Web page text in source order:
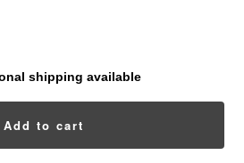
shipping available
Add to cart